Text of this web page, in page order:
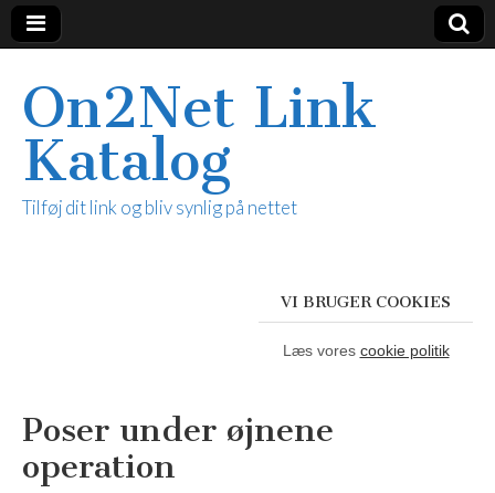
On2Net Link
Katalog
Tilføj dit link og bliv synlig på nettet
VI BRUGER COOKIES
Læs vores cookie politik
Poser under øjnene
operation